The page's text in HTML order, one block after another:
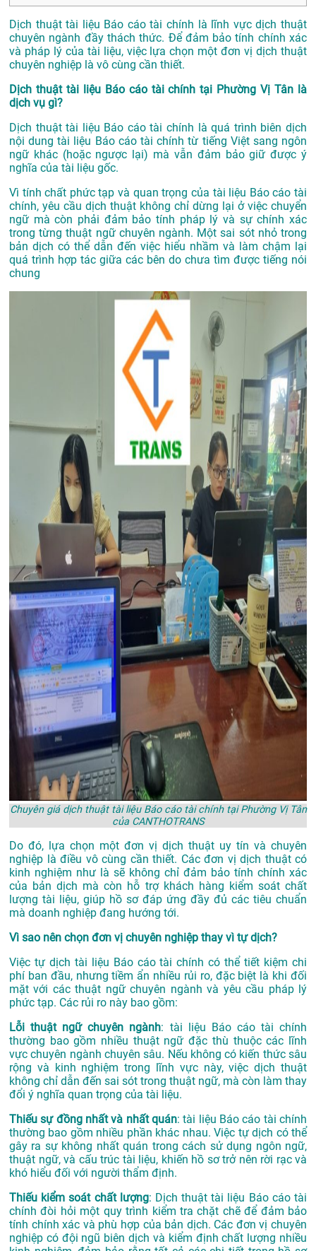
Dịch thuật tài liệu Báo cáo tài chính là lĩnh vực dịch thuật
chuyên ngành đầy thách thức. Để đảm bảo tính chính xác
và pháp lý của tài liệu, việc lựa chọn một đơn vị dịch thuật
chuyên nghiệp là vô cùng cần thiết.
Dịch thuật tài liệu Báo cáo tài chính tại Phường Vị Tân là
dịch vụ gì?
Dịch thuật tài liệu Báo cáo tài chính là quá trình biên dịch
nội dung tài liệu Báo cáo tài chính từ tiếng Việt sang ngôn
ngữ khác (hoặc ngược lại) mà vẫn đảm bảo giữ được ý
nghĩa của tài liệu gốc.
Vì tính chất phức tạp và quan trọng của tài liệu Báo cáo tài
chính, yêu cầu dịch thuật không chỉ dừng lại ở việc chuyển
ngữ mà còn phải đảm bảo tính pháp lý và sự chính xác
trong từng thuật ngữ chuyên ngành. Một sai sót nhỏ trong
bản dịch có thể dẫn đến việc hiểu nhầm và làm chậm lại
quá trình hợp tác giữa các bên do chưa tìm được tiếng nói
chung
Chuyên giá dịch thuật tài liệu Báo cáo tài chính tại Phường Vị Tân
của CANTHOTRANS
Do đó, lựa chọn một đơn vị dịch thuật uy tín và chuyên
nghiệp là điều vô cùng cần thiết. Các đơn vị dịch thuật có
kinh nghiệm như là sẽ không chỉ đảm bảo tính chính xác
của bản dịch mà còn hỗ trợ khách hàng kiểm soát chất
lượng tài liệu, giúp hồ sơ đáp ứng đầy đủ các tiêu chuẩn
mà doanh nghiệp đang hướng tới.
Vì sao nên chọn đơn vị chuyên nghiệp thay vì tự dịch?
Việc tự dịch tài liệu Báo cáo tài chính có thể tiết kiệm chi
phí ban đầu, nhưng tiềm ẩn nhiều rủi ro, đặc biệt là khi đối
mặt với các thuật ngữ chuyên ngành và yêu cầu pháp lý
phức tạp. Các rủi ro này bao gồm:
Lỗi thuật ngữ chuyên ngành: tài liệu Báo cáo tài chính
thường bao gồm nhiều thuật ngữ đặc thù thuộc các lĩnh
vực chuyên ngành chuyên sâu. Nếu không có kiến thức sâu
rộng và kinh nghiệm trong lĩnh vực này, việc dịch thuật
không chỉ dẫn đến sai sót trong thuật ngữ, mà còn làm thay
đổi ý nghĩa quan trọng của tài liệu.
Thiếu sự đồng nhất và nhất quán: tài liệu Báo cáo tài chính
thường bao gồm nhiều phần khác nhau. Việc tự dịch có thể
gây ra sự không nhất quán trong cách sử dụng ngôn ngữ,
thuật ngữ, và cấu trúc tài liệu, khiến hồ sơ trở nên rời rạc và
khó hiểu đối với người thẩm định.
Thiếu kiểm soát chất lượng: Dịch thuật tài liệu Báo cáo tài
chính đòi hỏi một quy trình kiểm tra chặt chẽ để đảm bảo
tính chính xác và phù hợp của bản dịch. Các đơn vị chuyên
nghiệp có đội ngũ biên dịch và kiểm định chất lượng nhiều